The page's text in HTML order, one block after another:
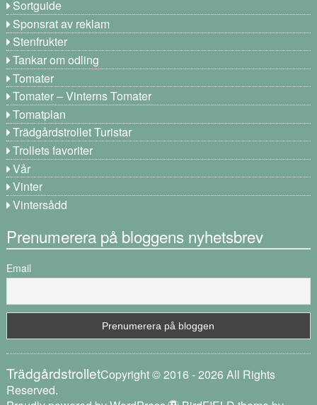
Sortguide
Sponsrat av reklam
Stenfrukter
Tankar om odling
Tomater
Tomater – Vinterns Tomater
Tomatplan
Trädgårdstrollet Turistar
Trollets favoriter
Vår
Vinter
Vintersådd
Prenumerera på bloggens nyhetsbrev
Email
TrädgårdstrolletCopyright © 2016 - 2026 All Rights
Reserved.